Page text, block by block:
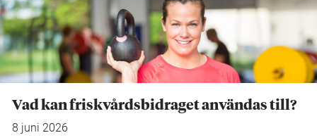
Vad kan friskvårdsbidraget användas till?
8 juni 2026